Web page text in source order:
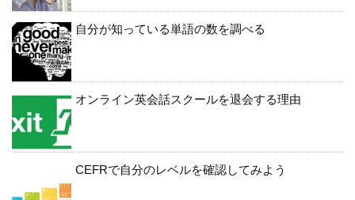
自分が知っている単語の数を調べる
オンライン英会話スクールを退会する理由
CEFRで自分のレベルを確認してみよう